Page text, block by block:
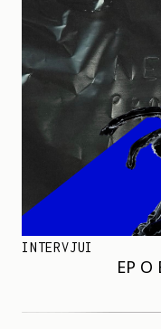
INTERVJUI
EP